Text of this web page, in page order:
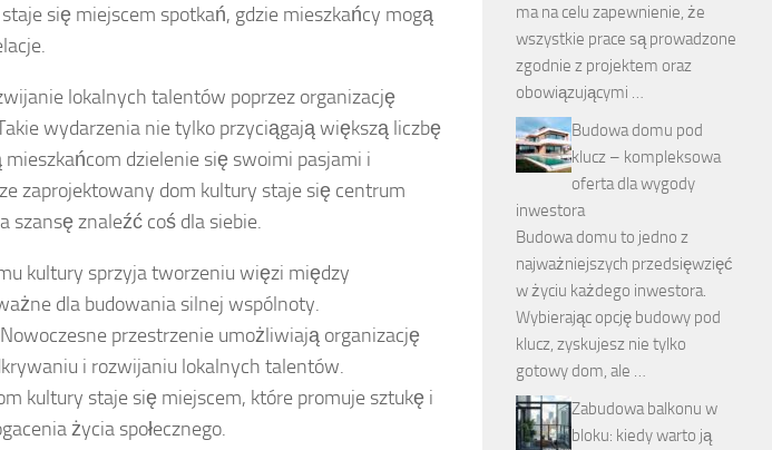
się miejscem spotkań, gdzie mieszkańcy mogą
lokalnych talentów poprzez organizację
wydarzenia nie tylko przyciągają większą liczbę
dzielenie się swoimi pasjami i
zaprojektowany dom kultury staje się centrum
szansę znaleźć coś dla siebie.
kultury sprzyja tworzeniu więzi między
dla budowania silnej wspólnoty.
Nowoczesne przestrzenie umożliwiają organizację
i rozwijaniu lokalnych talentów.
kultury staje się miejscem, które promuje sztukę i
życia społecznego.
ma na celu zapewnienie, że
wszystkie prace są prowadzone
zgodnie z projektem oraz
obowiązującymi …
Budowa domu pod
klucz – kompleksowa
oferta dla wygody
inwestora
Budowa domu to jedno z
najważniejszych przedsięwzięć
w życiu każdego inwestora.
Wybierając opcję budowy pod
klucz, zyskujesz nie tylko
gotowy dom, ale …
Zabudowa balkonu w
bloku: kiedy warto ją